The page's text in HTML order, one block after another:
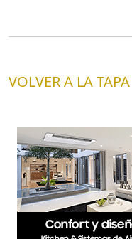
VOLVER A LA TAPA